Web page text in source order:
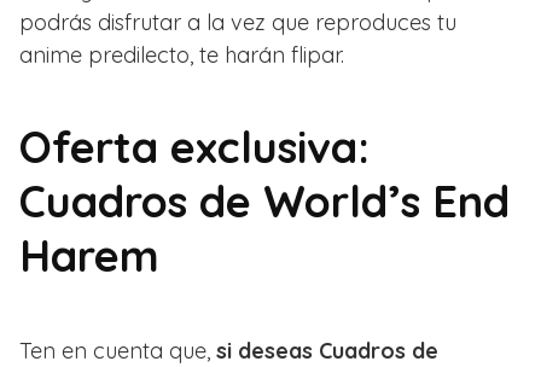
podrás disfrutar a la vez que reproduces tu
anime predilecto, te harán flipar.
Oferta exclusiva:
Cuadros de World’s End
Harem
Ten en cuenta que, si deseas Cuadros de